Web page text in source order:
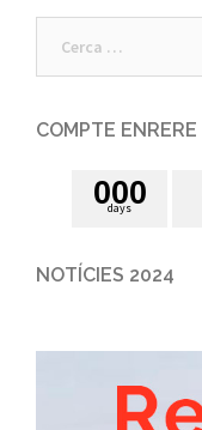
COMPTE ENRERE
days
000
NOTÍCIES 2024